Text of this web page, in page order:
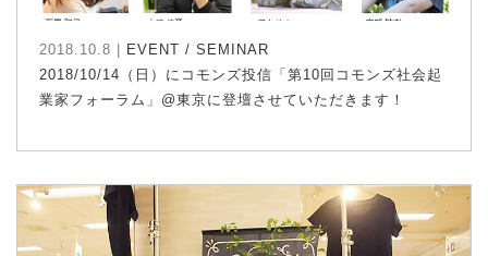
2018.10.8 |
EVENT / SEMINAR
2018/10/14（日）にコモンズ投信「第10回コモンズ社会起
業家フォーラム」@東京に登壇させていただきます！